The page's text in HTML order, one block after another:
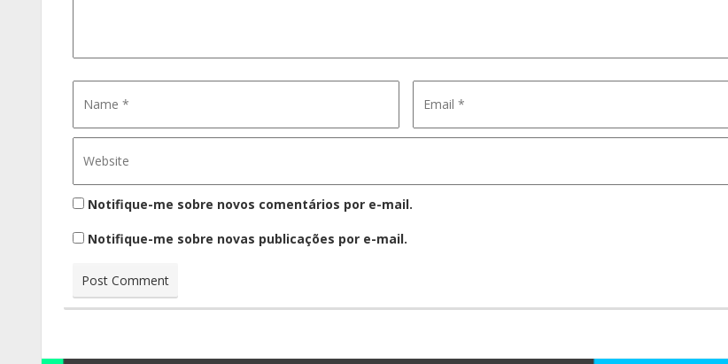
Notifique-me sobre novos comentários por e-mail.
Notifique-me sobre novas publicações por e-mail.